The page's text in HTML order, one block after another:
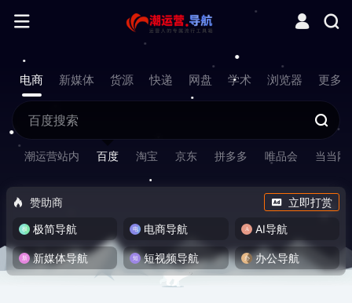
电商 新媒体 货源 快递 网盘 学术 浏览器 更多
潮运营站内 百度 淘宝 京东 拼多多 唯品会 当当网
赞助商
立即打赏
极简导航
电商导航 AI导航
新媒体导航 短视频导航 办公导航